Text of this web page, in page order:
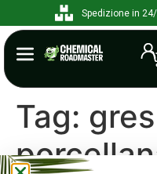
Spedizione in
Tag: gres